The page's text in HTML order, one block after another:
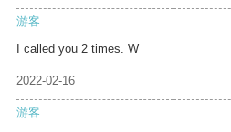
游客
I called you 2 times. W
2022-02-16
游客